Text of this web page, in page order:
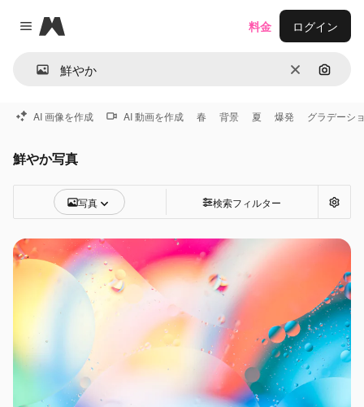
Close menu
Magnific
消去 画像で
料金 ログイン
AI 画像を作成 AI 動画を作成 春 背景 夏 爆発 グラデーシ
鮮やか写真
写真 検索フィルター